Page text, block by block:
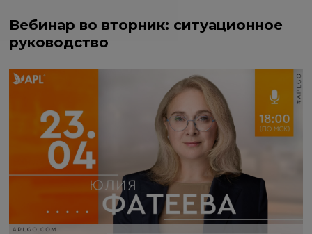
Вебинар во вторник: ситуационное
руководство